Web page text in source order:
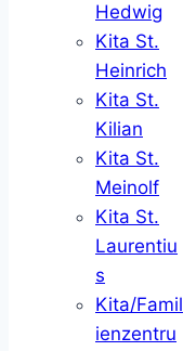
Hedwig
Kita St.
Heinrich
Kita St.
Kilian
Kita St.
Meinolf
Kita St.
Laurentiu
s
Kita/Famil
ienzentru